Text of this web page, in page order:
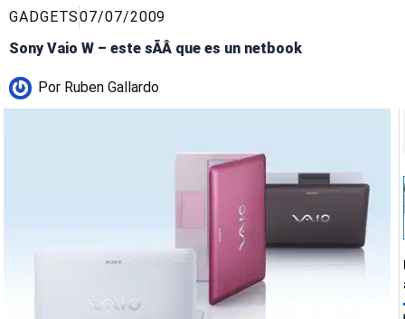
GADGETS07/07/2009
Sony Vaio W – este sÃ­Â­ que es un netbook
Por Ruben Gallardo